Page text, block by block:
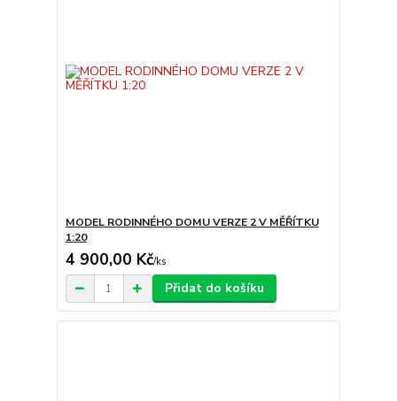
MODEL RODINNÉHO DOMU VERZE 2 V MĚŘÍTKU
1:20
4 900,00 Kč/ks
Přidat do košíku